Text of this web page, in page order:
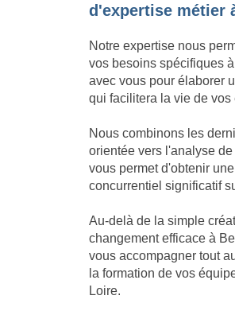
d'expertise métier
Notre expertise nous
vos besoins spécifiques
avec vous pour élaborer
qui facilitera la vie de
Nous combinons les
orientée vers l'analyse
vous permet d'obtenir
concurrentiel significatif
Au-delà de la simple
changement efficace à
vous accompagner tout
la formation de vos
Loire.